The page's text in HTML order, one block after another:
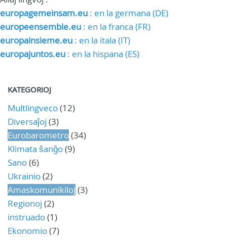
europagemeinsam.eu : en la germana (DE)
europeensemble.eu : en la franca (FR)
europainsieme.eu : en la itala (IT)
europajuntos.eu : en la hispana (ES)
KATEGORIOJ
Multlingveco(12)
Diversaĵoj (3)
Eurobarometro(34)
Klimata ŝanĝo(9)
Sano(6)
Ukrainio(2)
Amaskomunikiloj (3)
Regionoj (2)
instruado(1)
Ekonomio(7)